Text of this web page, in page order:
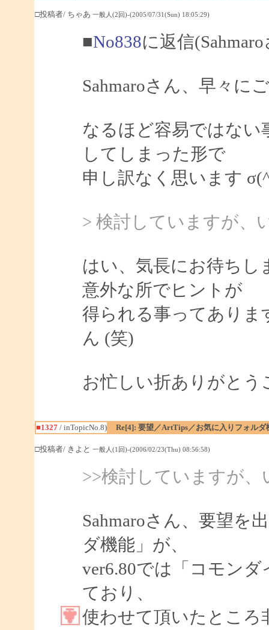
□投稿者/ ちゃあ 一般人(2回)-(2005/07/31(Sun) 18:05:29)
■No838に返信
Sahmaroさん、早々に
なるほど容易ではない
してしまった形で
申し訳なく思います
> 検討していますが、
はい、気長にお待ちし
意外な所でヒントが
得られる事ってありま
ん (笑)
お忙しい折ありがとう
■1327/ inTopicNo.8) Re[4]: 要望／ArtTips／お気に入りフォルダ
□投稿者/ きよと 一般人(1回)-(2006/02/23(Thu) 08:56:58)
>>検討していますが
Sahmaroさん、要望を
ダ機能」が、
ver6.80では「コモン
ており、
使わせて頂いたところ